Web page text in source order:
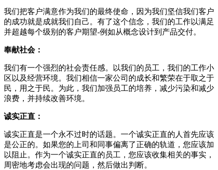
我们把客户满意作为我们的最终使命，因为我们坚信我们客户
的成功就是成就我们自己。有了这个信念，我们的工作以满足
并超越每个级别的客户期望-例如从概念设计到产品交付。
奉献社会：
我们有一个强烈的社会责任感。以我们的员工，我们的工作小
区以及经营环境。我们相信一家公司的成长和繁荣在于取之于
民，用之于民。为此，我们加强员工的培养，减少污染和减少
浪费，并持续改善环境。
诚实正直：
诚实正直是一个永不过时的话题。一个诚实正直的人首先应该
是公正的。如果您的上司和同事偏离了正确的轨道，您应该加
以阻止。作为一个诚实正直的员工，您应该收集相关的事实，
周密地考虑会出现的问题，然后做出判断。